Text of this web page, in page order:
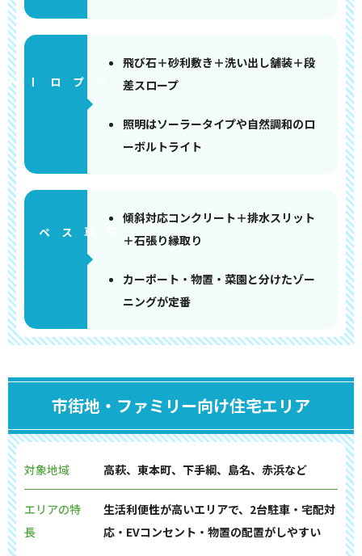
アプローチ
飛び石＋砂利敷き＋洗い出し舗装＋段
差スロープ
照明はソーラータイプや自然調和のロ
ーボルトライト
傾斜対応コンクリート＋排水スリット
＋石張り縁取り
カーポート・物置・菜園と分けたゾー
ニングが定番
市街地・ファミリー向け住宅エリア
対象地域 高萩、東本町、下手綱、島名、赤浜など
エリアの特
長
生活利便性が高いエリアで、2台駐車・宅配対
応・EVコンセント・物置の配置がしやすい